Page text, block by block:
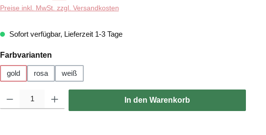
Preise inkl. MwSt. zzgl. Versandkosten
Sofort verfügbar, Lieferzeit 1-3 Tage
Farbvariantenauswählen
gold rosa weiß
In den Warenkorb